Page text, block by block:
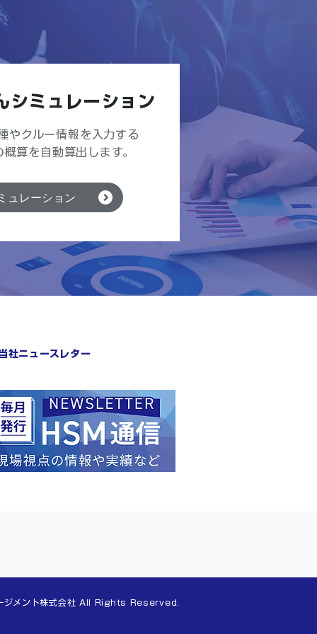
シミュレーション
やクルー情報を入力する
算を自動算出します。
ュレーション
社ニュースレター
ジメント株式会社 All Rights Reserved.